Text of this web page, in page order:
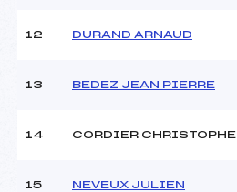
12 DURAND ARNAUD
13 BEDEZ JEAN PIERRE
14 CORDIER CHRISTOPHE
15 NEVEUX JULIEN